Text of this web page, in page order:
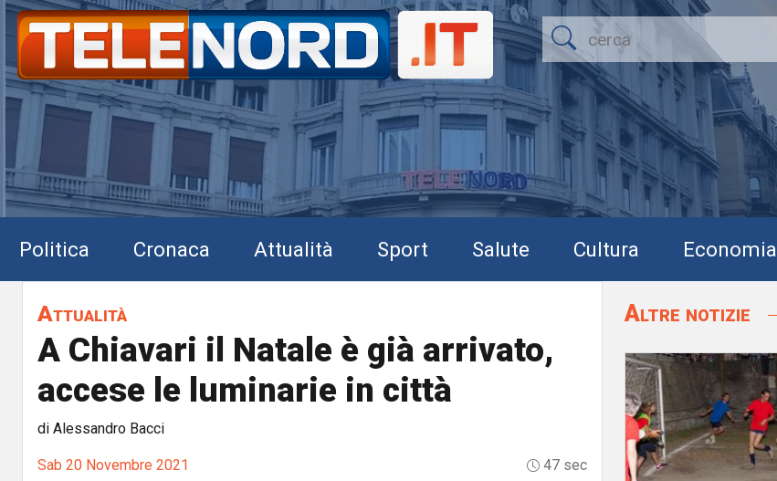
Politica Cronaca Attualità Sport Salute Cultura Economia
Attualità
A Chiavari il Natale è già arrivato,
accese le luminarie in città
di Alessandro Bacci
Sab 20 Novembre 2021 47 sec
Altre notizie